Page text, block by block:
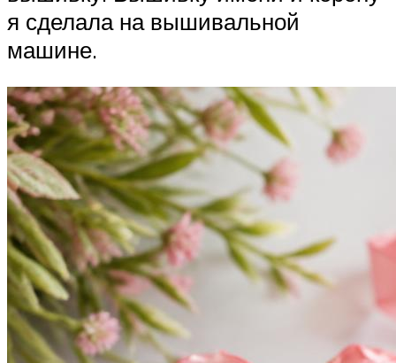
я сделала на вышивальной
машине.